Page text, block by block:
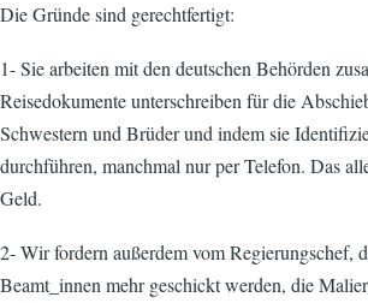
Die Gründe sind gerechtfertigt:
1- Sie arbeiten mit den deutschen Behörden
Reisedokumente unterschreiben für die
Schwestern und Brüder und indem sie
durchführen, manchmal nur per Telefon. Das
Geld.
2- Wir fordern außerdem vom Regierungschef,
Beamt_innen mehr geschickt werden, die